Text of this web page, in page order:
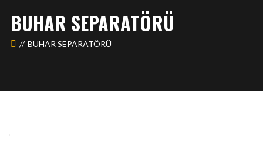
BUHAR SEPARATÖRÜ
BUHAR SEPARATÖRÜ